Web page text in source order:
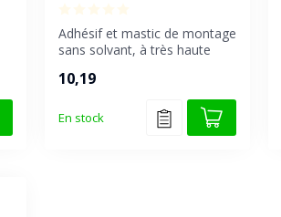
Adhésif et mastic de montage
sans solvant, à très haute
10,19
En stock